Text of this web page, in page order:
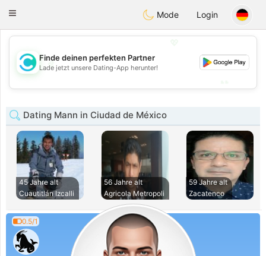
olombiaCitas
Toggle
Mode Login
💖
💕
Finde deinen perfekten Partner
Lade jetzt unsere Dating-App herunter!
Dating Mann in Ciudad de México
45 Jahre alt
Cuautitlán Izcalli
56 Jahre alt
Agricola Metropoli
59 Jahre alt
Zacatenco
0.5/1